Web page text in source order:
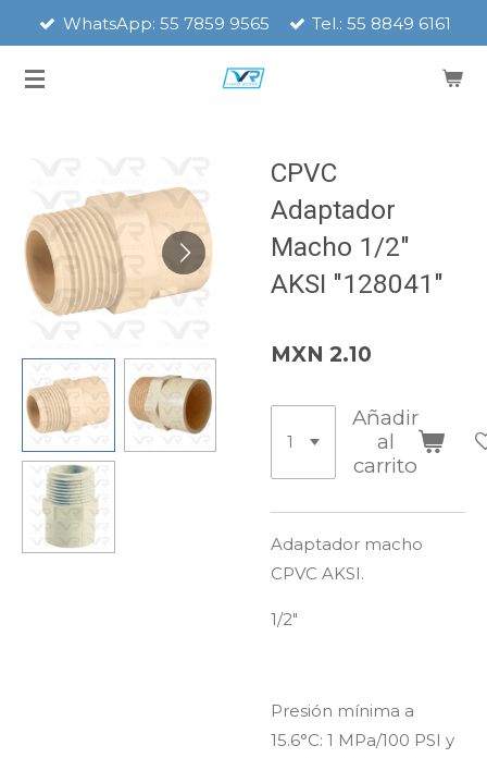
contenido
WhatsApp: 55 7859 9565 Tel.: 55 8849 6161
CPVC
Adaptador
Macho 1/2"
AKSI "128041"
MXN 2.10
Añadir
al
carrito
Adaptador macho
CPVC AKSI.
1/2"
Presión mínima a
15.6°C: 1 MPa/100 PSI y